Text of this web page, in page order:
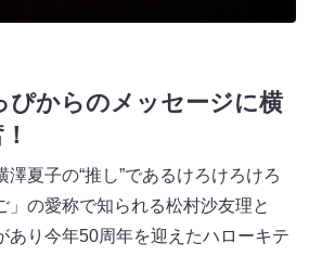
ぴからのメッセージに横
夏子の“推し”であるけろけろけろ
」の愛称で知られる松村沙友理と
あり今年50周年を迎えたハローキテ